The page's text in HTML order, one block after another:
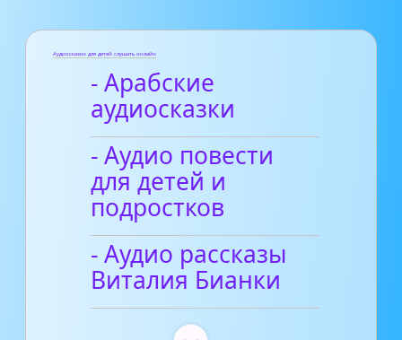
Аудиосказки для детей слушать онлайн
- Арабские
аудиосказки
- Аудио повести
для детей и
подростков
- Аудио рассказы
Виталия Бианки